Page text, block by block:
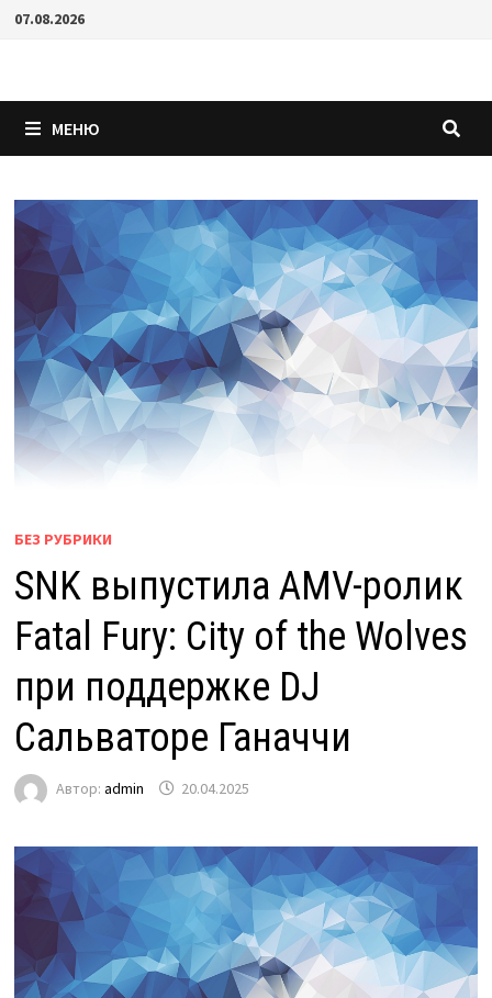
Перейти
07.08.2026
МЕНЮ
БЕЗ РУБРИКИ
SNK выпустила AMV-ролик
Fatal Fury: City of the Wolves
при поддержке DJ
Сальваторе Ганаччи
Автор: admin 20.04.2025